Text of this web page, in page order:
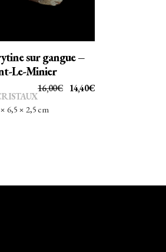
sur gangue –
Le-Minier
16,00€
LE
14,40€LE
6,5 × 2,5 cm